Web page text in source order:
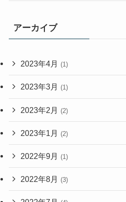
アーカイブ
2023年4月 (1)
2023年3月 (1)
2023年2月 (2)
2023年1月 (2)
2022年9月 (1)
2022年8月 (3)